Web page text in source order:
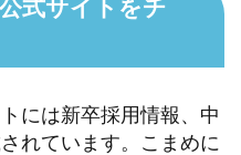
式サイトをチ
には新卒採用情報、中
れています。こまめに